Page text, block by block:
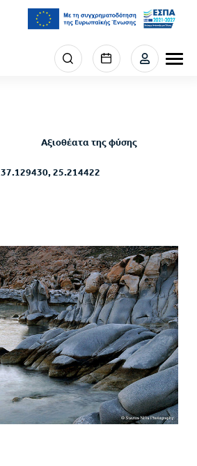
Menu
section
Αξιοθέατα της φύσης
37.129430, 25.214422